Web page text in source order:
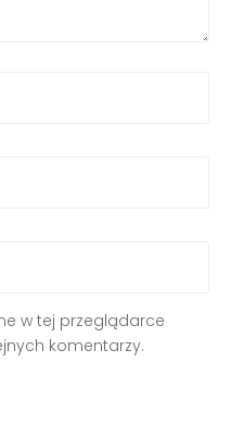
w tej przeglądarce
komentarzy.